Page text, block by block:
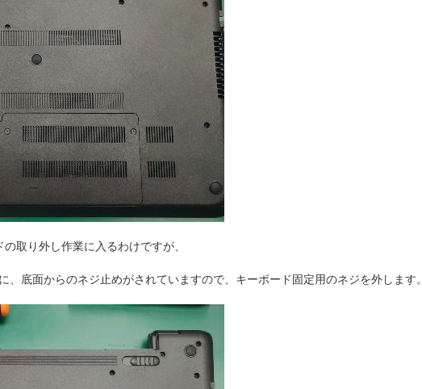
取り外し作業に入るわけですが、
、底面からのネジ止めがされていますので、キーボード固定用のネジを外します。